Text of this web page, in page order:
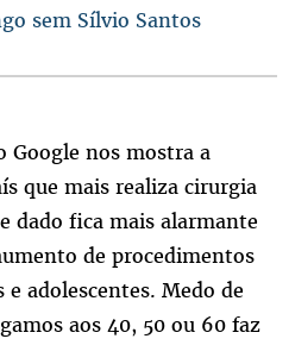
sem Sílvio Santos
Google nos mostra a
que mais realiza cirurgia
dado fica mais alarmante
de procedimentos
adolescentes. Medo de
aos 40, 50 ou 60 faz